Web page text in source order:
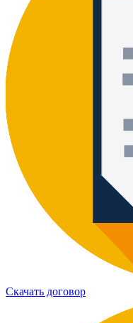
Скачать договор